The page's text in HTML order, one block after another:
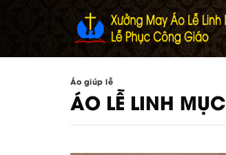
Áo giúp lễ
ÁO LỄ LINH MỤC